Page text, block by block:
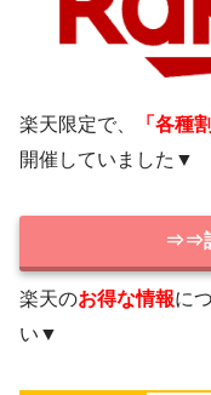
楽天限定で、 「各種
開催していました▼
⇒⇒
楽天のお得な情報に
い▼